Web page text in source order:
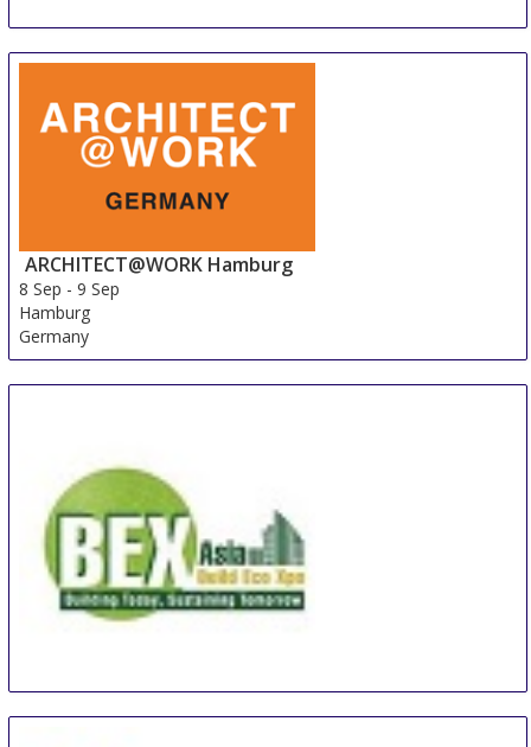
ARCHITECT@WORK Hamburg
8 Sep -9 Sep
Hamburg
Germany